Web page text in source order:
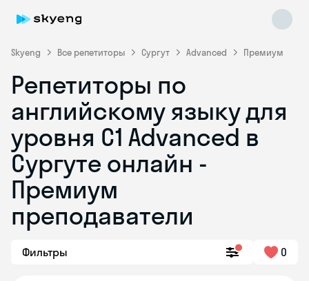
Skyeng Все репетиторы Сургут Advanced Премиум
Репетиторы по
английскому языку для
уровня C1 Advanced в
Сургуте онлайн -
Премиум
преподаватели
Фильтры 0
Skyeng Chat
online